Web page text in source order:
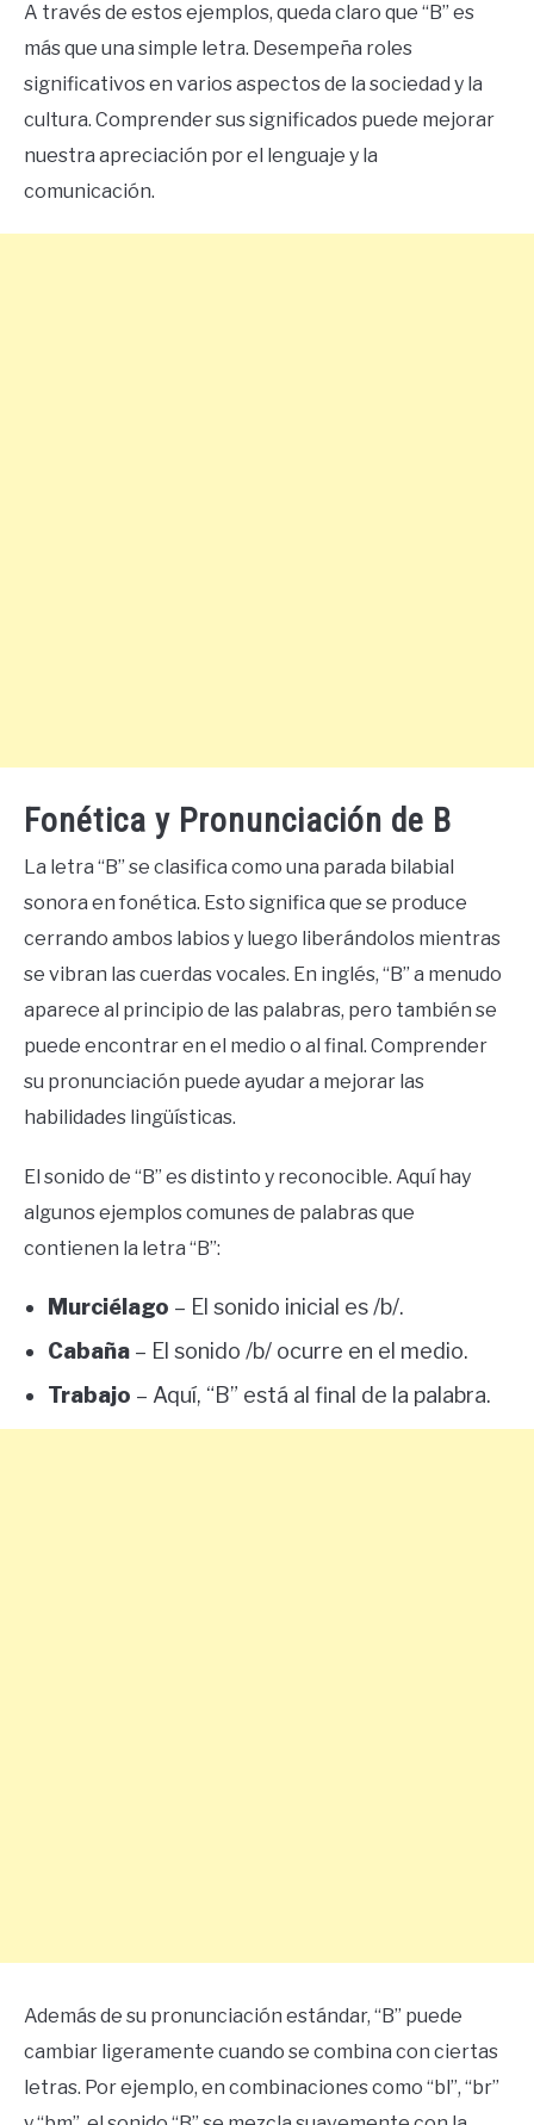
A través de estos ejemplos, queda claro que “B” es
más que una simple letra. Desempeña roles
significativos en varios aspectos de la sociedad y la
cultura. Comprender sus significados puede mejorar
nuestra apreciación por el lenguaje y la
comunicación.
Fonética y Pronunciación de B
La letra “B” se clasifica como una parada bilabial
sonora en fonética. Esto significa que se produce
cerrando ambos labios y luego liberándolos mientras
se vibran las cuerdas vocales. En inglés, “B” a menudo
aparece al principio de las palabras, pero también se
puede encontrar en el medio o al final. Comprender
su pronunciación puede ayudar a mejorar las
habilidades lingüísticas.
El sonido de “B” es distinto y reconocible. Aquí hay
algunos ejemplos comunes de palabras que
contienen la letra “B”:
Murciélago – El sonido inicial es /b/.
Cabaña – El sonido /b/ ocurre en el medio.
Trabajo – Aquí, “B” está al final de la palabra.
Además de su pronunciación estándar, “B” puede
cambiar ligeramente cuando se combina con ciertas
letras. Por ejemplo, en combinaciones como “bl”, “br”